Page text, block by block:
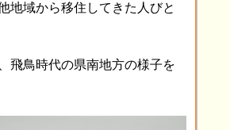
地域から移住してきた人びと
飛鳥時代の県南地方の様子を